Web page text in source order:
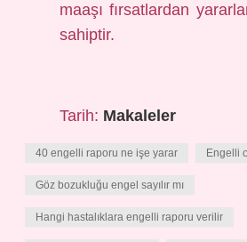
maaşı fırsatlardan
sahiptir.
Tarih: Makaleler
40 engelli raporu ne işe yarar Engelli
Göz bozukluğu engel sayılır mı
Hangi hastalıklara engelli raporu verilir